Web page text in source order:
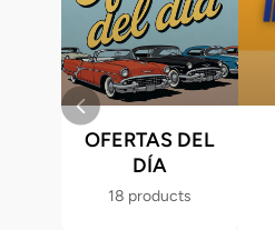
OFERTAS DEL
DÍA
18 products